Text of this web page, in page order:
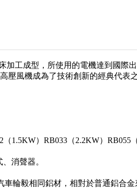
加工成型，所使用的電機達到國際
壓風機成為了技術創新的經典代表之
1.5KW）RB033（2.2KW）RB055
消聲器。
車輪毅相同鋁材，相對於普通鋁合